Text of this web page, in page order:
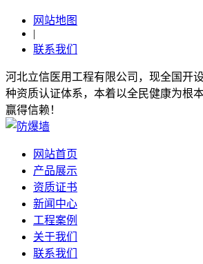
网站地图
|
联系我们
河北立信医用工程有限公司，现全国开
种资质认证体系，本着以全民健康为根
赢得信赖！
网站首页
产品展示
资质证书
新闻中心
工程案例
关于我们
联系我们